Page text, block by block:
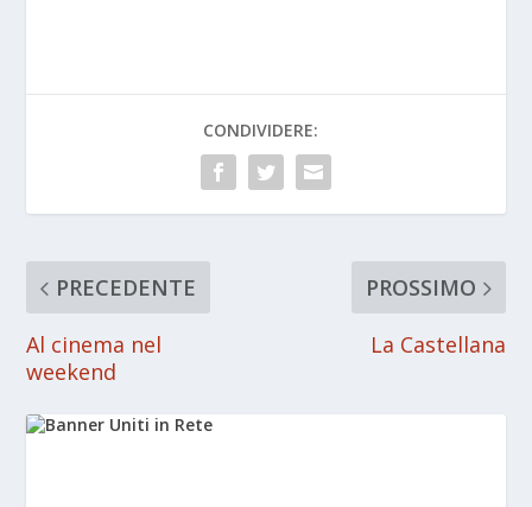
CONDIVIDERE:
PRECEDENTE
Al cinema nel
weekend
PROSSIMO
La Castellana